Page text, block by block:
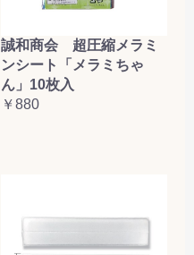
誠和商会 超圧縮メラミ
ンシート「メラミちゃ
ん」10枚入
￥880